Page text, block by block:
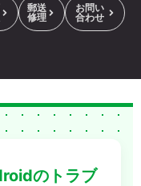
郵送
修理
お問い
合わせ
のトラブ